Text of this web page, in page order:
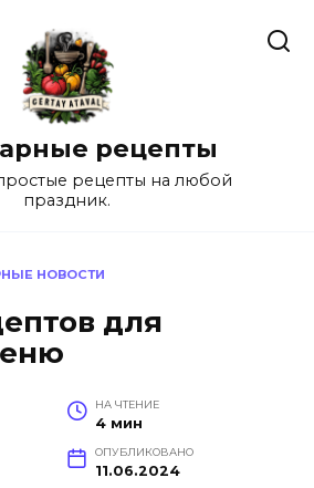
рецепты
рецепты на любой
праздник.
НОВОСТИ
для
НА ЧТЕНИЕ
4 мин
ОПУБЛИКОВАНО
11.06.2024